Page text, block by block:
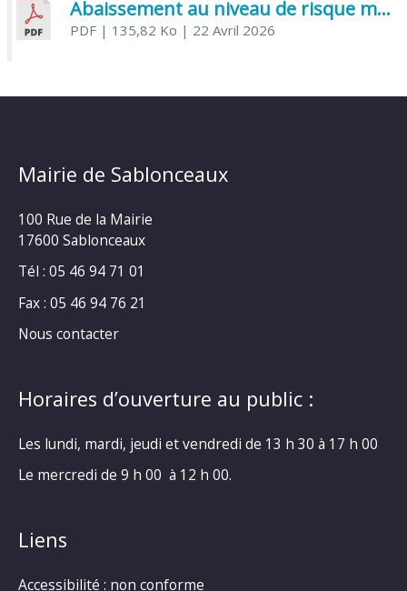
Abaissement au niveau de risque modéré de l’Influenza aviaire
PDF| 135,82 Ko | 22 Avril 2026
Mairie de Sablonceaux
100 Rue de la Mairie
17600 Sablonceaux
Tél : 05 46 94 71 01
Fax : 05 46 94 76 21
Nous contacter
Horaires d’ouverture au public :
Les lundi, mardi, jeudi et vendredi de 13 h 30 à 17 h 00
Le mercredi de 9 h 00 à 12 h 00.
Liens
Accessibilité : non conforme